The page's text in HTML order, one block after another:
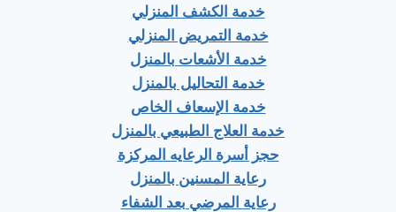
خدمة الكشف المنزلي
خدمة التمريض المنزلي
خدمة الأشعات بالمنزل
خدمة التحاليل بالمنزل
خدمة الإسعاف الخاص
خدمة العلاج الطبيعي بالمنزل
حجز أسرة الرعايه المركزة
رعاية المسنين بالمنزل
رعاية المرضي بعد الشفاء